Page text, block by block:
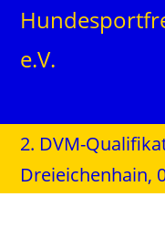
e.V.
2. DVM-
Dreieichenhain,